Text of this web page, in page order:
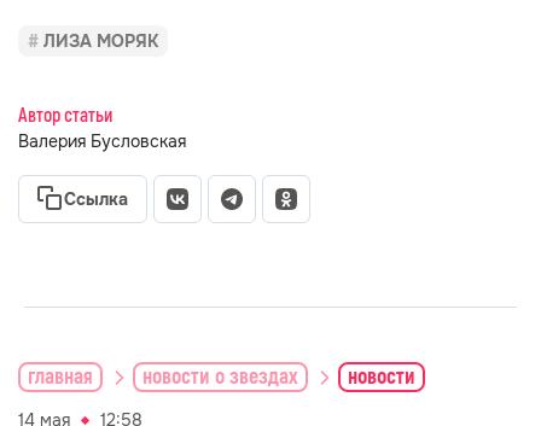
ЛИЗА МОРЯК
Автор статьи
Валерия Бусловская
Ссылка
главная новости о звездах новости
14 мая 12:58